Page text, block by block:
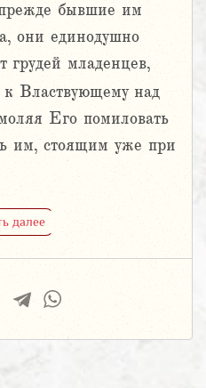
бывшие им
они единодушно
грудей младенцев,
Властвующему над
Его помиловать
им, стоящим уже при
далее